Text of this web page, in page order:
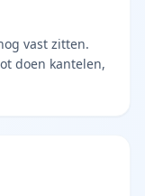
vast zitten.
doen kantelen,